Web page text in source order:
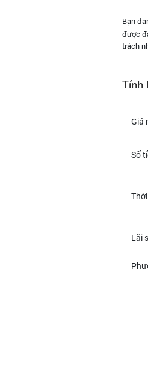
Bạn
được
trách
Tính
Giá
Số
Lãi